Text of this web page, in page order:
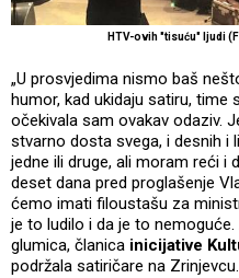
HTV-ovih "tisuću" ljudi
„U prosvjedima nismo baš
humor, kad ukidaju satiru, time
očekivala sam ovakav odaziv.
stvarno dosta svega, i desnih i
jedne ili druge, ali moram reći i
deset dana pred proglašenje
ćemo imati filoustašu za
je to ludilo i da je to
glumica, članica inicijative
podržala satiričare na Zrinjevcu.